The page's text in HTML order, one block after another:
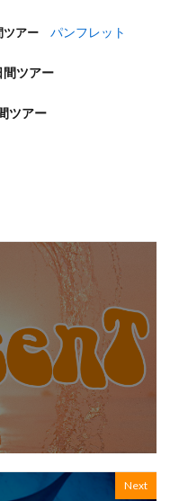
ツアー パンフレット
ツアー
ツアー
Next